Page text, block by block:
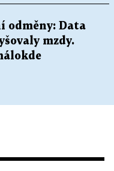
odměny: Data
mzdy.